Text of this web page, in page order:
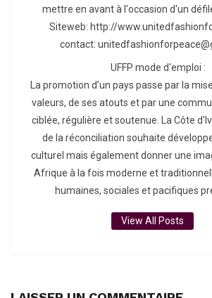
mettre en avant à l'occasion d'un
Siteweb: http://
contact:
UFFP mode d'emploi :
La promotion d’un pays passe par la
valeurs, de ses atouts et par une
ciblée, régulière et soutenue. La Côte
de la réconciliation souhaite
culturel mais également donner une
Afrique à la fois moderne et
humaines, sociales et pacifiques
View All Posts